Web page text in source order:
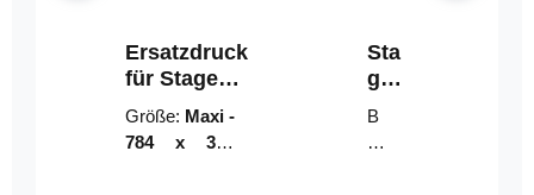
Ersatzdruck
für Stage
Riser
Größe: Maxi -
784 x 314
Sta
geri
ser-
LE
D-
B
un